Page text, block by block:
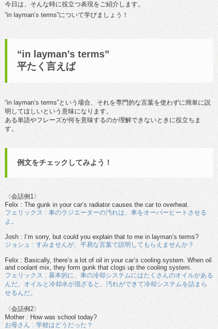
今日は、そんな時に役立つ表現をご紹介します。
“in layman’s terms”について学びましょう！
“in layman’s terms”
平たく言えば
“in layman’s terms”という場合、それを専門的な言葉を使わずに簡単に説
明してほしいという意味になります。
ある単語やフレーズが何を意味するのか理解できないときに役立ちま
す。
例文をチェックしてみよう！
〈会話例1〉
Felix : The gunk in your car’s radiator causes the car to overheat.
フェリックス : 車のラジエーターの汚れは、車をオーバーヒートさせる
よ。
Josh : I’m sorry, but could you explain that to me in layman’s terms?
ジョシュ : すみませんが、平易な言葉で説明してもらえませんか？
Felix : Basically, there’s a lot of oil in your car’s cooling system. When oil
and coolant mix, they form gunk that clogs up the cooling system.
フェリックス : 基本的に、車の冷却システムにはたくさんのオイルがある
んだ。オイルと冷却水が混ざると、汚れができて冷却システムを詰まら
せるんだ。
〈会話例2〉
Mother : How was school today?
お母さん : 学校はどうだった？